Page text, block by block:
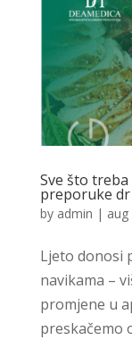
Sve što
preporuke
by admin | aug
Ljeto donosi
navikama –
promjene u
preskačemo